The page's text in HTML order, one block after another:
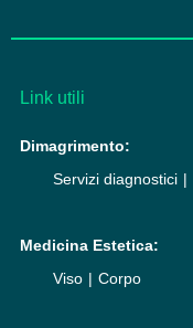
Link utili
Dimagrimento:
Servizi diagnostici
Medicina Estetica:
Viso
Corpo